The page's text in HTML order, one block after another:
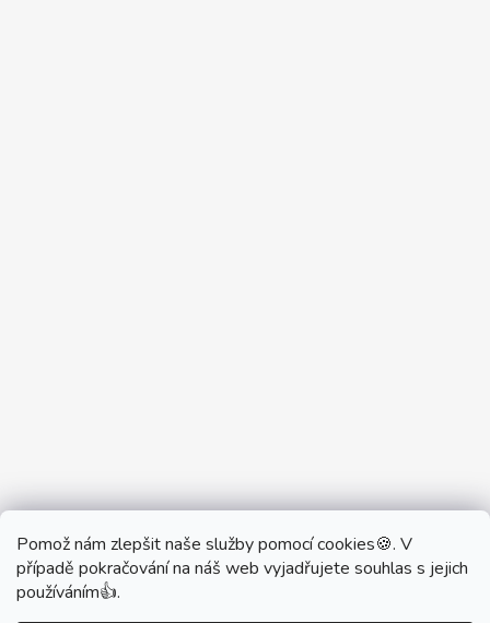
Pomož nám zlepšit naše služby pomocí cookies🍪. V
případě pokračování na náš web vyjadřujete souhlas s jejich
používáním👍.
Partner Showroom MONOBRAND
Partner Eshop Monobrand.online